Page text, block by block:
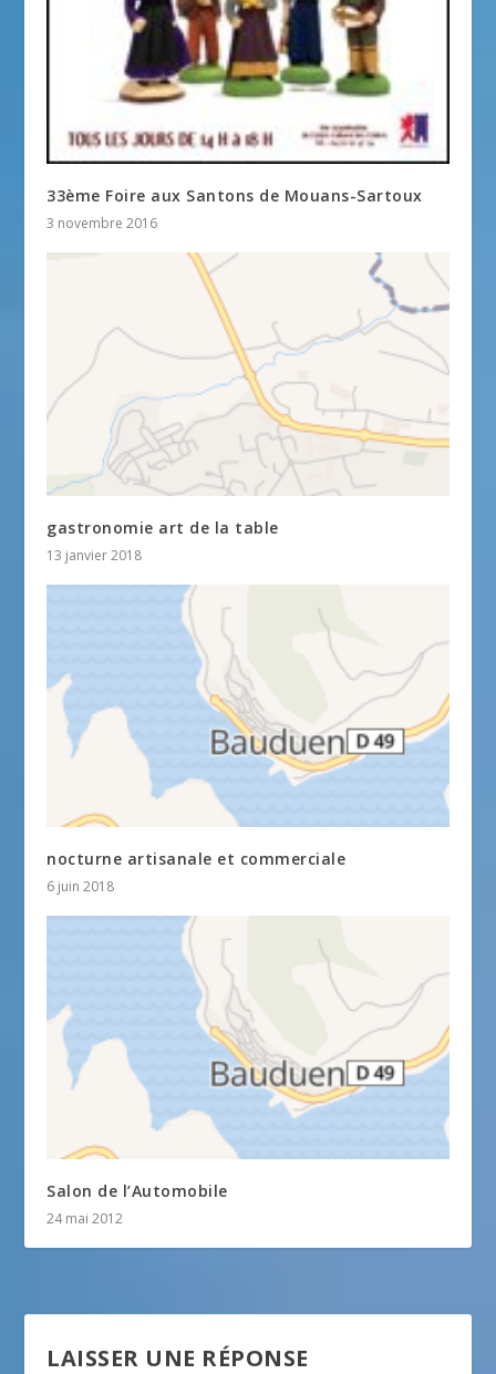
33ème Foire aux Santons de Mouans-Sartoux
3 novembre 2016
gastronomie art de la table
13 janvier 2018
nocturne artisanale et commerciale
6 juin 2018
Salon de l’Automobile
24 mai 2012
LAISSER UNE RÉPONSE